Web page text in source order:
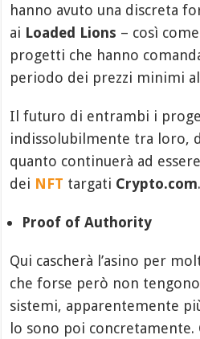
hanno avuto una discreta
ai Loaded Lions – così
progetti che hanno
periodo dei prezzi minimi
Il futuro di entrambi i
indissolubilmente tra loro,
quanto continuerà ad essere
dei NFT targati Crypto.com.
Proof of Authority
Qui cascherà l’asino per
che forse però non
sistemi, apparentemente
lo sono poi concretamente.